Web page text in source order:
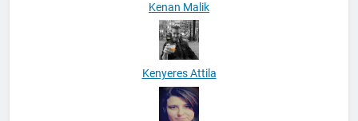
Kenan Malik
Kenyeres Attila